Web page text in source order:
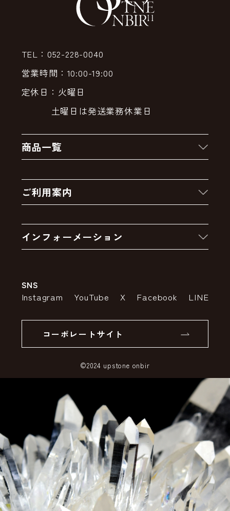
TEL：052-228-0040
営業時間：10:00-19:00
定休日：火曜日
土曜日は発送業務休業日
商品一覧
クーポン
卸販売・大量注文
アウトレットセール
ご利用案内
お支払いについて
インフォーメーション
特定商取引法の表示
SSLサーバー証明書とは
SNS
Instagram YouTube X Facebook LINE
コーポレートサイト
©2024 upstone onbir